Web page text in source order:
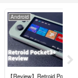
Pocket 3+ ブロ